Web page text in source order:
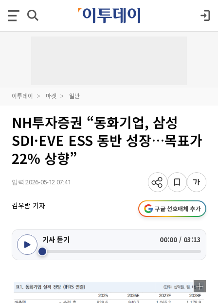
이투데이 마켓 일반
NH투자증권 “동화기업, 삼성
SDI·EVE ESS 동반 성장…목표가
22% 상향”
입력 2026-05-12 07:41
김우람 기자 구글 선호매체 추가
기사 듣기 00:00 / 03:13